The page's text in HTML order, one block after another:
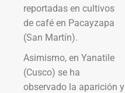
reportadas en cultivos
de café en Pacayzapa
(San Martín).
Asimismo, en Yanatile
(Cusco) se ha
observado la aparición y